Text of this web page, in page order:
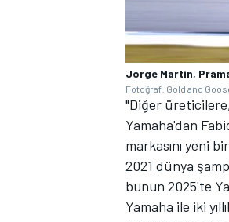
Jorge Martin,
Fotoğraf: Gold and
"Diğer
Yamaha'dan
markasını yeni
2021 dünya
bunun 2025'te
Yamaha ile iki